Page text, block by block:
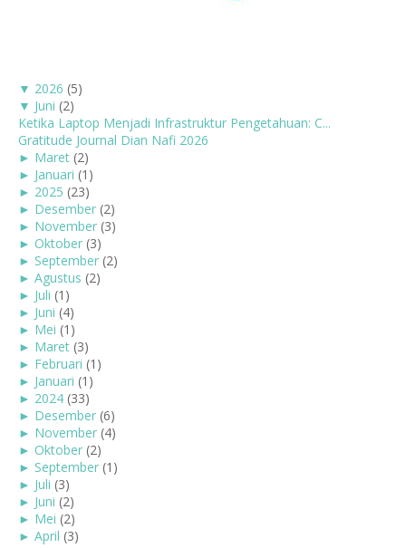
▼ 2026 (5)
▼ Juni (2)
Ketika Laptop Menjadi Infrastruktur Pengetahuan: C...
Gratitude Journal Dian Nafi 2026
► Maret (2)
► Januari (1)
► 2025 (23)
► Desember (2)
► November (3)
► Oktober (3)
► September (2)
► Agustus (2)
► Juli (1)
► Juni (4)
► Mei (1)
► Maret (3)
► Februari (1)
► Januari (1)
► 2024 (33)
► Desember (6)
► November (4)
► Oktober (2)
► September (1)
► Juli (3)
► Juni (2)
► Mei (2)
► April (3)